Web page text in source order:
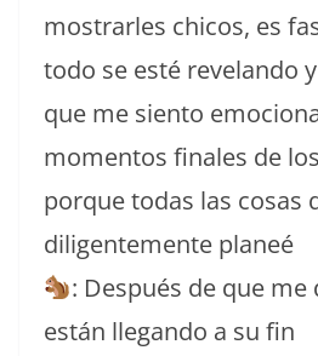
mostrarles chicos, es
todo se esté revelando
que me siento
momentos finales de
porque todas las cosas
diligentemente planeé
: Después de que me
están llegando a su fin